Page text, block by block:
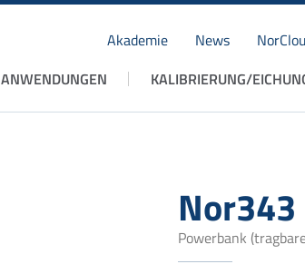
Akademie News
ANWENDUNGEN KALIBRIERUNG/
Nor343
Powerbank